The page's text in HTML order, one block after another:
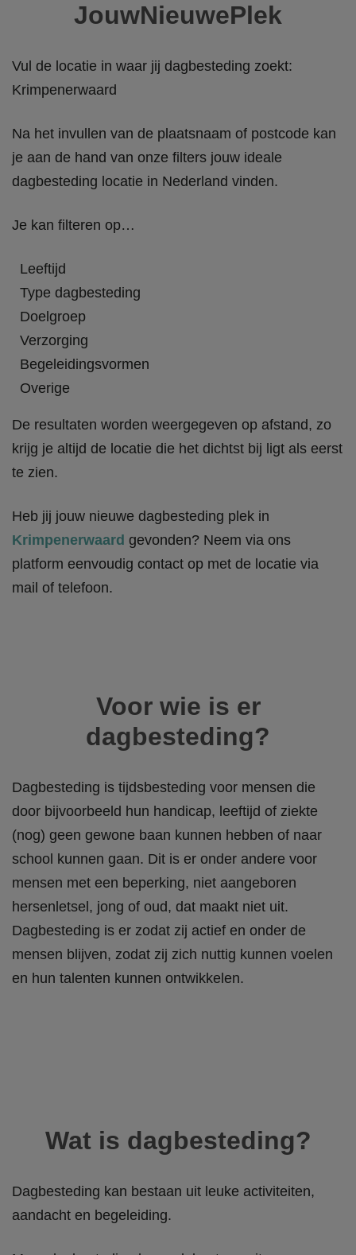
JouwNieuwePlek
Vul de locatie in waar jij dagbesteding zoekt:
Krimpenerwaard
Na het invullen van de plaatsnaam of postcode kan
je aan de hand van onze filters jouw ideale
dagbesteding locatie in Nederland vinden.
Je kan filteren op…
Leeftijd
Type dagbesteding
Doelgroep
Verzorging
Begeleidingsvormen
Overige
De resultaten worden weergegeven op afstand, zo
krijg je altijd de locatie die het dichtst bij ligt als eerst
te zien.
Heb jij jouw nieuwe dagbesteding plek in
Krimpenerwaard gevonden? Neem via ons
platform eenvoudig contact op met de locatie via
mail of telefoon.
Voor wie is er
dagbesteding?
Dagbesteding is tijdsbesteding voor mensen die
door bijvoorbeeld hun handicap, leeftijd of ziekte
(nog) geen gewone baan kunnen hebben of naar
school kunnen gaan. Dit is er onder andere voor
mensen met een beperking, niet aangeboren
hersenletsel, jong of oud, dat maakt niet uit.
Dagbesteding is er zodat zij actief en onder de
mensen blijven, zodat zij zich nuttig kunnen voelen
en hun talenten kunnen ontwikkelen.
Wat is dagbesteding?
Dagbesteding kan bestaan uit leuke activiteiten,
aandacht en begeleiding.